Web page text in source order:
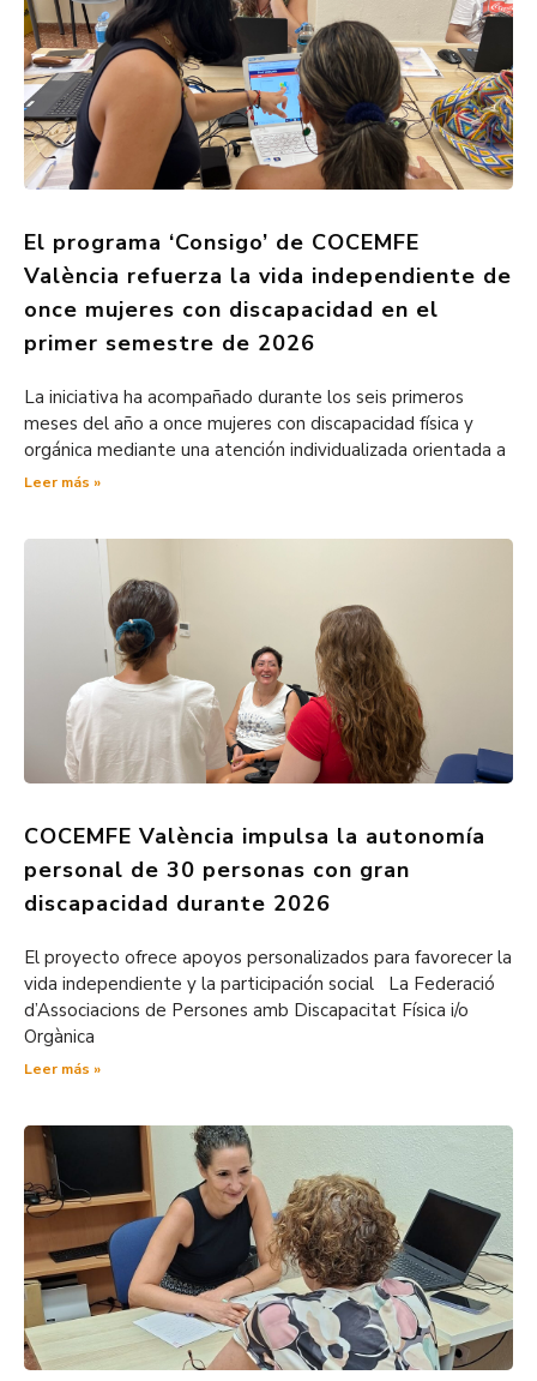
El programa ‘Consigo’ de COCEMFE
València refuerza la vida independiente de
once mujeres con discapacidad en el
primer semestre de 2026
La iniciativa ha acompañado durante los seis primeros
meses del año a once mujeres con discapacidad física y
orgánica mediante una atención individualizada orientada a
Leer más »
COCEMFE València impulsa la autonomía
personal de 30 personas con gran
discapacidad durante 2026
El proyecto ofrece apoyos personalizados para favorecer la
vida independiente y la participación social La Federació
d’Associacions de Persones amb Discapacitat Física i/o
Orgànica
Leer más »